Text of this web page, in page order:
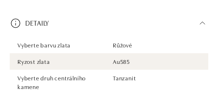
DETAILY
Vyberte barvu zlata
Růžové
Ryzost zlata
Au585
Vyberte druh centrálního
kamene
Tanzanit